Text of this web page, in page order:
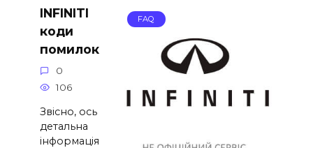
FAQ
INFINITI
коди
помилок
0
106
Звісно, ось
детальна
інформація